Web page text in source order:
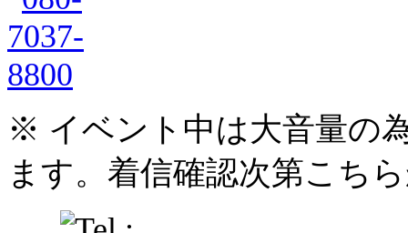
※ イベント中は大音量の
ます。着信確認次第こち